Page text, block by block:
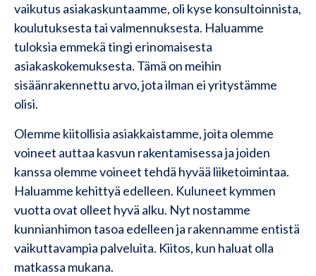
vaikutus asiakaskuntaamme, oli kyse konsultoinnista,
koulutuksesta tai valmennuksesta. Haluamme
tuloksia emmekä tingi erinomaisesta
asiakaskokemuksesta. Tämä on meihin
sisäänrakennettu arvo, jota ilman ei yritystämme
olisi.
Olemme kiitollisia asiakkaistamme, joita olemme
voineet auttaa kasvun rakentamisessa ja joiden
kanssa olemme voineet tehdä hyvää liiketoimintaa.
Haluamme kehittyä edelleen. Kuluneet kymmen
vuotta ovat olleet hyvä alku. Nyt nostamme
kunnianhimon tasoa edelleen ja rakennamme entistä
vaikuttavampia palveluita. Kiitos, kun haluat olla
matkassa mukana.